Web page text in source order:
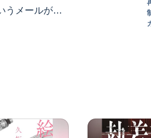
うメールが届
れて……。